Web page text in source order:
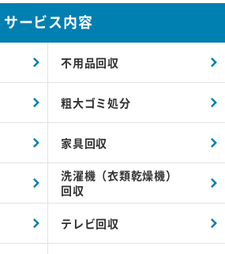
サービス内容
不用品回収
粗大ゴミ処分
家具回収
洗濯機（衣類乾燥機）
回収
テレビ回収